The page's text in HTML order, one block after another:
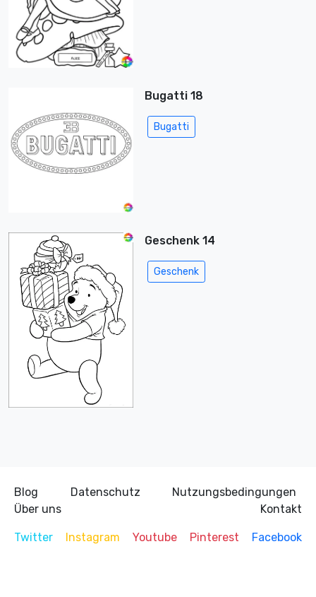
Bugatti 18
Bugatti
Geschenk 14
Geschenk
Blog Datenschutz
Nutzungsbedingungen
Über uns
Kontakt
Twitter Instagram Youtube Pinterest Facebook